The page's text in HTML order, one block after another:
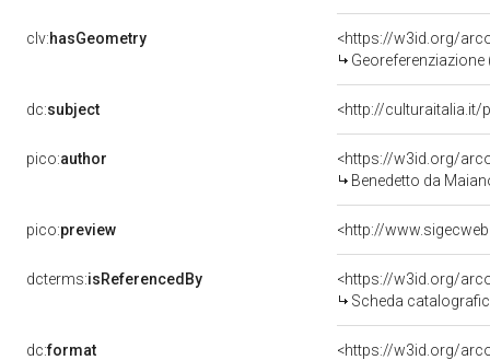
clv:hasGeometry
<https://w3id.org/
dc:subject <http://culturaitalia.it/
pico:author
<https://w3id.org/
Benedetto da
pico:preview <http://
dcterms:isReferencedBy
<https://w3id.org/
Scheda
dc:format
<https://w3id.org/